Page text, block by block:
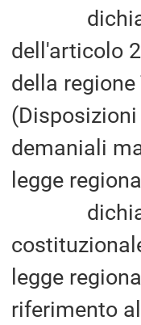
dichiara
dell'articolo
della
demaniali
legge
dichiara
legge
riferimento